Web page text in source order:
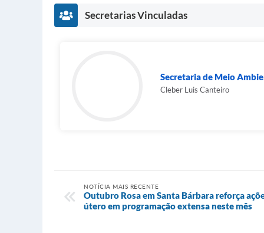
Secretarias Vinculadas
Secretaria de Meio
Cleber Luis Canteiro
NOTÍCIA MAIS RECENTE
Outubro Rosa em Santa Bárbara reforça
útero em programação extensa neste mês